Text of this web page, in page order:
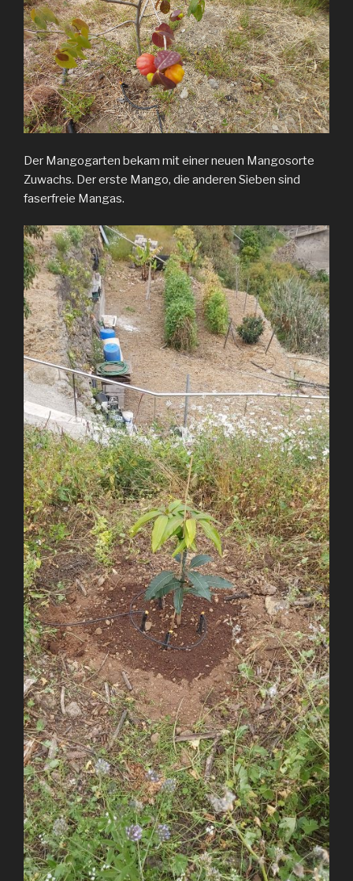
Der Mangogarten bekam mit einer neuen Mangosorte
Zuwachs. Der erste Mango, die anderen Sieben sind
faserfreie Mangas.